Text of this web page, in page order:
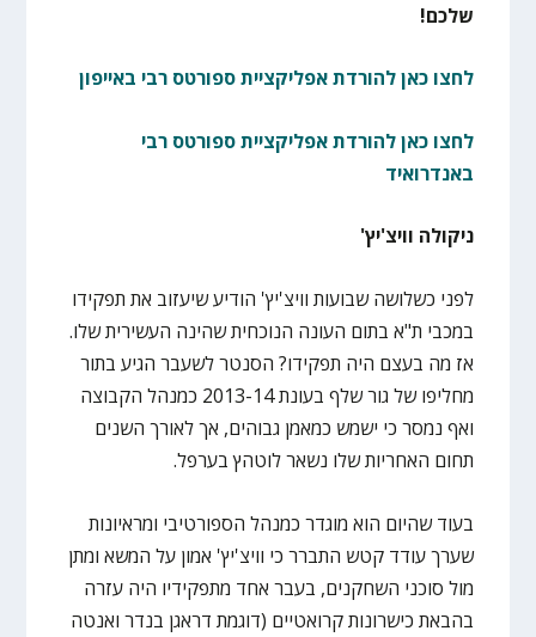
שלכם!
לחצו כאן להורדת אפליקציית ספורטס רבי באייפון
לחצו כאן להורדת אפליקציית ספורטס רבי
באנדרואיד
ניקולה וויצ'יץ'
לפני כשלושה שבועות וויצ'יץ' הודיע שיעזוב את תפקידו
במכבי ת"א בתום העונה הנוכחית שהינה העשירית שלו.
אז מה בעצם היה תפקידו? הסנטר לשעבר הגיע בתור
מחליפו של גור שלף בעונת 2013-14 כמנהל הקבוצה
ואף נמסר כי ישמש כמאמן גבוהים, אך לאורך השנים
תחום האחריות שלו נשאר לוטהץ בערפל.
בעוד שהיום הוא מוגדר כמנהל הספורטיבי ומראיונות
שערך עודד קטש התברר כי וויצ'יץ' אמון על המשא ומתן
מול סוכני השחקנים, בעבר אחד מתפקידיו היה עזרה
בהבאת כישרונות קרואטיים (דוגמת דראגן בנדר ואנטה